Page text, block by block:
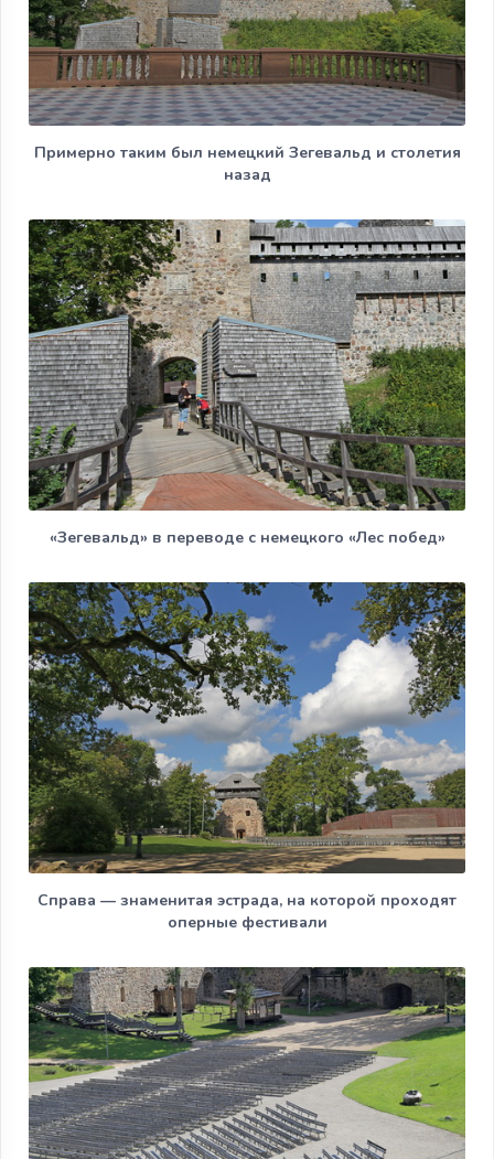
Примерно таким был немецкий Зегевальд и столетия
назад
«Зегевальд» в переводе с немецкого «Лес побед»
Справа — знаменитая эстрада, на которой проходят
оперные фестивали